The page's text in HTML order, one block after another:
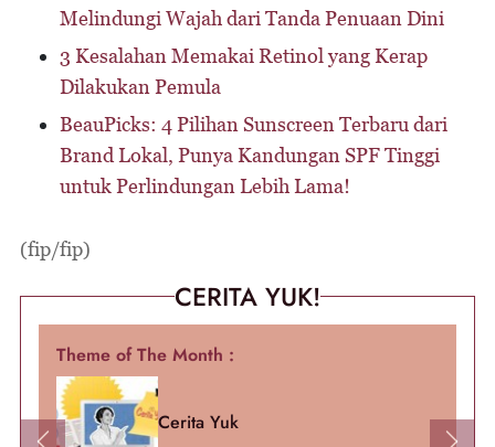
Melindungi Wajah dari Tanda Penuaan Dini
3 Kesalahan Memakai Retinol yang Kerap
Dilakukan Pemula
BeauPicks: 4 Pilihan Sunscreen Terbaru dari
Brand Lokal, Punya Kandungan SPF Tinggi
untuk Perlindungan Lebih Lama!
(fip/fip)
CERITA YUK!
Theme of The Month :
Cerita Yuk